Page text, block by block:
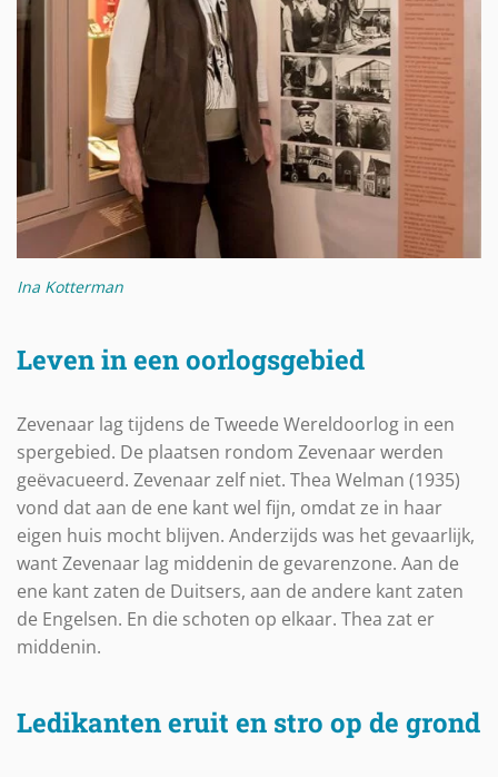
Ina Kotterman
Leven in een oorlogsgebied
Zevenaar lag tijdens de Tweede Wereldoorlog in een
spergebied. De plaatsen rondom Zevenaar werden
geëvacueerd. Zevenaar zelf niet. Thea Welman (1935)
vond dat aan de ene kant wel fijn, omdat ze in haar
eigen huis mocht blijven. Anderzijds was het gevaarlijk,
want Zevenaar lag middenin de gevarenzone. Aan de
ene kant zaten de Duitsers, aan de andere kant zaten
de Engelsen. En die schoten op elkaar. Thea zat er
middenin.
Ledikanten eruit en stro op de grond